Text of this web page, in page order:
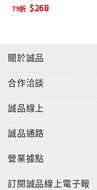
「如幻休息」。
以及白日、夜間與夢
在認識見地之後，更
說，讓我們全面性理
修行者在大圓滿道上的
79折 $268
關於誠品
合作洽談
誠品線上
誠品通路
營業據點
訂閱誠品線上電子報